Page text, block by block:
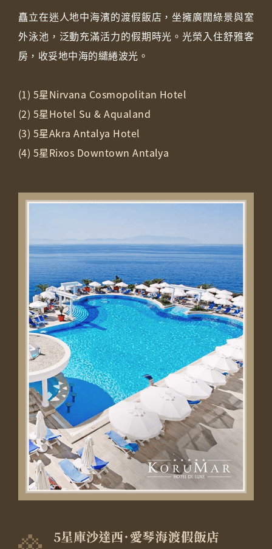
矗立在迷人地中海濱的渡假飯店，坐擁廣闊綠景與室
外泳池，泛動充滿活力的假期時光。光榮入住舒雅客
房，收妥地中海的繾綣波光。
(1) 5星Nirvana Cosmopolitan Hotel
(2) 5星Hotel Su & Aqualand
(3) 5星Akra Antalya Hotel
(4) 5星Rixos Downtown Antalya